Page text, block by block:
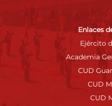
Enlaces
Ejército
Academia
CUD
CUD
CUD